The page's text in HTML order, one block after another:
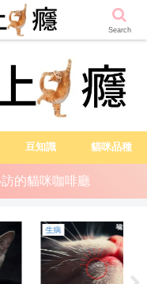
豆知識 貓咪品種
的貓咪咖啡廳
式
Search